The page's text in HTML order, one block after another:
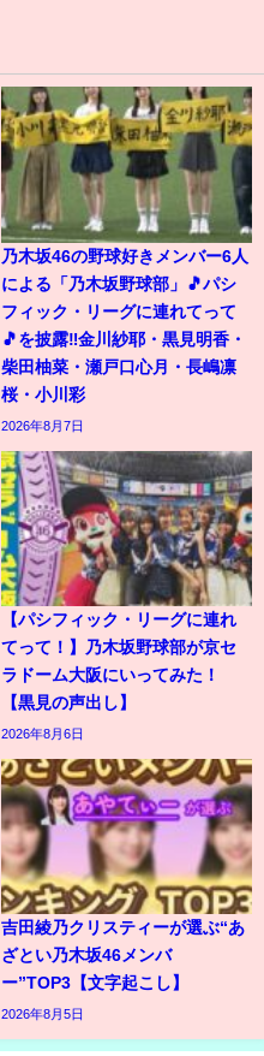
乃木坂46の野球好きメンバー6人
による「乃木坂野球部」🎵パシ
フィック・リーグに連れてって
🎵を披露‼️金川紗耶・黒見明香・
柴田柚菜・瀬戸口心月・長嶋凛
桜・小川彩
2026年8月7日
【パシフィック・リーグに連れ
てって！】乃木坂野球部が京セ
ラドーム大阪にいってみた！
【黒見の声出し】
2026年8月6日
吉田綾乃クリスティーが選ぶ“あ
ざとい乃木坂46メンバ
ー”TOP3【文字起こし】
2026年8月5日